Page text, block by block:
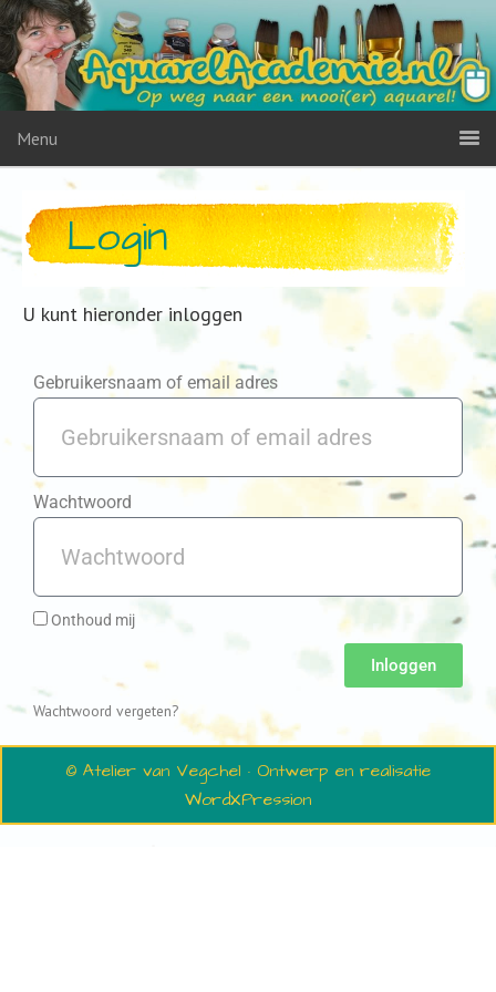
Menu
Login
U kunt hieronder inloggen
Gebruikersnaam of email adres
Wachtwoord
Onthoud mij
Inloggen
Wachtwoord vergeten?
© Atelier van Vegchel · Ontwerp en realisatie
WordXPression